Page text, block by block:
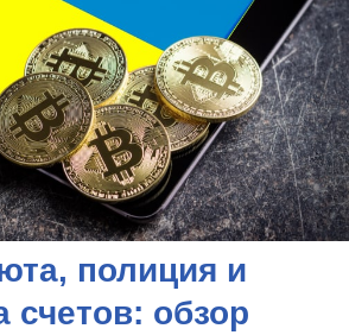
полиция и
счетов: обзор